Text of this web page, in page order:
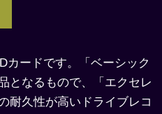
カードです。「ベーシック
となるもので、「エクセレ
耐久性が高いドライブレコ